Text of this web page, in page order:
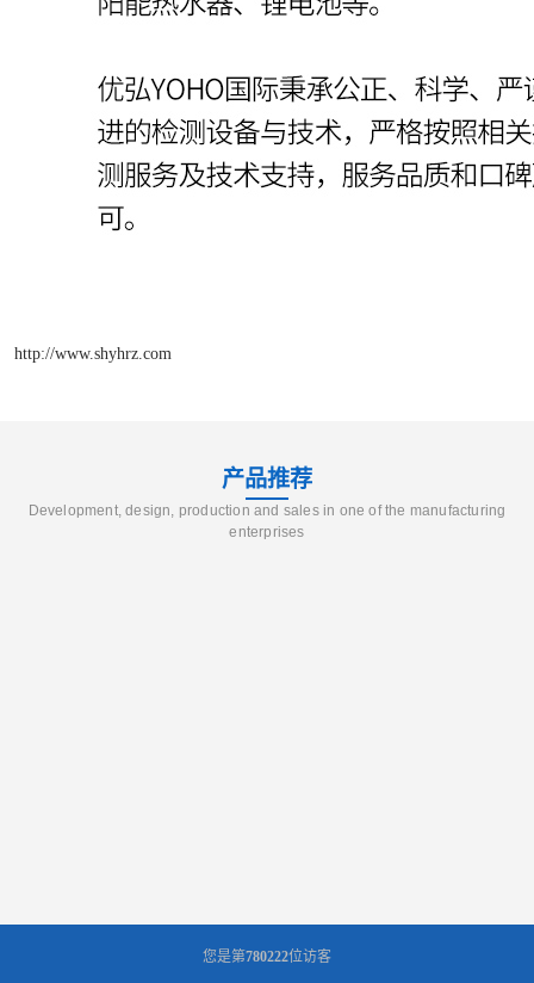
http://www.shyhrz.com
产品推荐
Development, design, production and sales in one of the manufacturing
enterprises
您是第780222位访客